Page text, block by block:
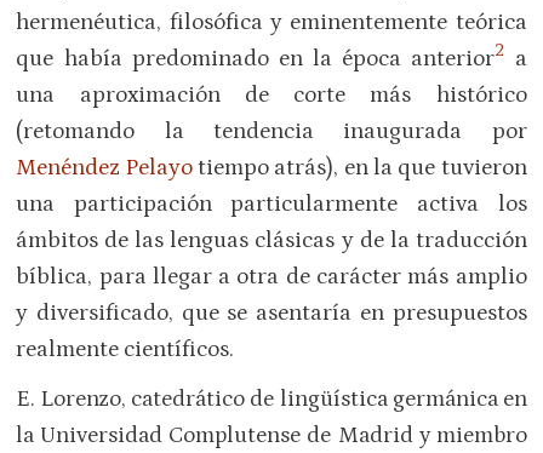
hermenéutica, filosófica y eminentemente teórica
que había predominado en la época anterior2
a
una aproximación de corte más histórico
(retomando la tendencia inaugurada por
Menéndez Pelayotiempo atrás), en la que tuvieron
una participación particularmente activa los
ámbitos de las lenguas clásicas y de la traducción
bíblica, para llegar a otra de carácter más amplio
y diversificado, que se asentaría en presupuestos
realmente científicos.
E. Lorenzo, catedrático de lingüística germánica en
la Universidad Complutense de Madrid y miembro